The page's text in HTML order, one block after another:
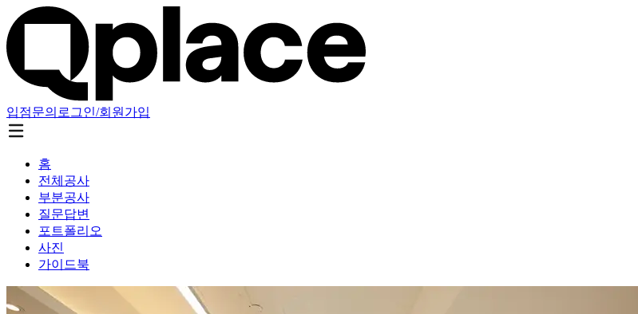
입점문의 로그인/회원가입
홈
전체공사
부분공사
질문답변
포트폴리오
사진
가이드북